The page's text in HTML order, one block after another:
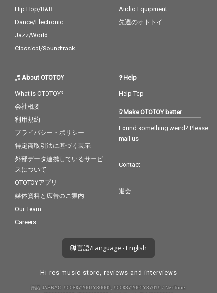
Hip Hop/R&B
Dance/Electronic
Jazz/World
Classical/Soundtrack
Audio Equipment
先週のオトトイ
About OTOTOY
What is OTOTOY?
会社概要
利用規約
プライバシー・ポリシー
特定商取引法に基づく表示
外部データ連携しているサービ
スについて
OTOTOYアプリ
媒体資料と広告のご案内
Our Team
Careers
Help
Help Top
Make OTOTOY better
Found something weird? Please
mail us
Contact
退会
言語/Language - English
Hi-res music store, reviews and interviews
許諾 JASRAC: 9008872001Y30005, 9008872005Y37019 / NexTone: